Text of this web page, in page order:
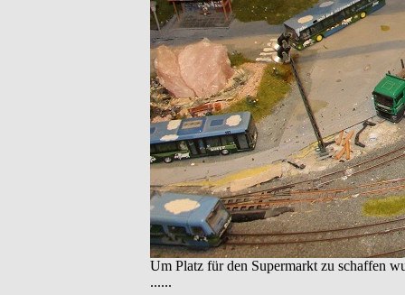
Um Platz für den Supermarkt zu schaffen
......